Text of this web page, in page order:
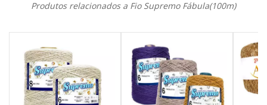
Produtos relacionados a Fio Supremo Fábula(100m)